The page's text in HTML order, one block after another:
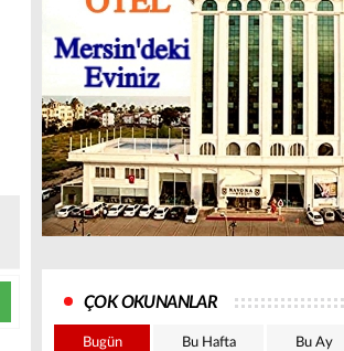
ÇOK OKUNANLAR
Bugün Bu Hafta Bu Ay